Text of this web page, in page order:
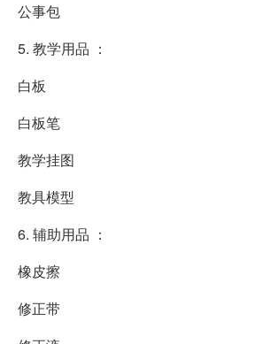
公事包
5. 教学用品 ：
白板
白板笔
教学挂图
教具模型
6. 辅助用品 ：
橡皮擦
修正带